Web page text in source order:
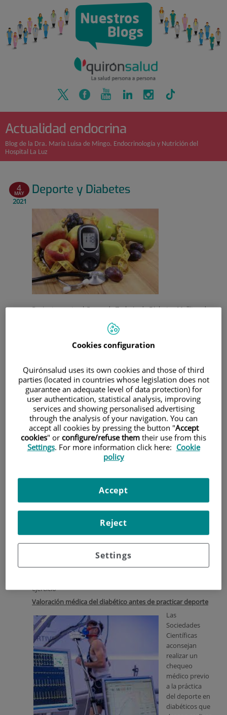
Actualidad endocrina
Blog de la Dra. María Luisa de Mingo. Endocrinología y Nutrición del
Hospital La Luz
4
MAY
2021
Deporte y Diabetes
Recientemente el Grupo de Trabajo de Diabetes Mellitus de
ha actualizado las recomendaciones clínicas para la práctica
del deporte en personas diabéticas (Guía Record).
Efectos del ejercicio en el control glucémico
El ejercicio aumenta la captación de la glucosa por parte del
músculo mejorando la sensibilidad a la insulina (SI).
En diabéticos tipo 2:
- El ejercicio aeróbico y el de resistencia mejoran de forma
aguda la SI un 20% desapareciendo el efecto a las 48-72h.
- El ejercicio aeróbico y el de resistencia si se hacen de forma
regular mejoran la SI un 40% y puede mejorar la HBA1C en
- La mejoría de la SI y el descenso de la HBA1C serán
- No existe evidencia suficiente que el ejercicio regular
mejore consistentemente la HBA1C pero el ejercicio debe
- Deben tener un buen control médico para evitar
ejercicio
Valoración médica del diabético antes de practicar deporte
Las
Sociedades
Científicas
aconsejan
realizar un
chequeo
médico previo
a la práctica
del deporte en
diabéticos que
Cookies configuration
Quirónsalud uses its own cookies and those of third
parties (located in countries whose legislation does not
guarantee an adequate level of data protection) for
user authentication, statistical analysis, improving
services and showing personalised advertising
through the analysis of your navigation. You can
accept all cookies by pressing the button "Accept
cookies" or configure/refuse them their use from this
Settings. For more information click here: Cookie
policy
Settings
Reject
Accept